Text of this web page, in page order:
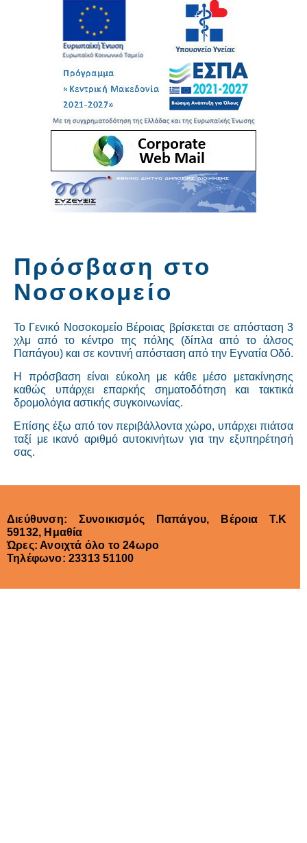
Πρόσβαση στο
Νοσοκομείο
Το Γενικό Νοσοκομείο Βέροιας βρίσκεται σε απόσταση 3
χλμ από το κέντρο της πόλης (δίπλα από το άλσος
Παπάγου) και σε κοντινή απόσταση από την Εγνατία Οδό.
Η πρόσβαση είναι εύκολη με κάθε μέσο μετακίνησης
καθώς υπάρχει επαρκής σηματοδότηση και τακτικά
δρομολόγια αστικής συγκοινωνίας.
Επίσης έξω από τον περιβάλλοντα χώρο, υπάρχει πιάτσα
ταξί με ικανό αριθμό αυτοκινήτων για την εξυπηρέτησή
σας.
Διεύθυνση: Συνοικισμός Παπάγου, Βέροια Τ.Κ
59132, Ημαθία
Ώρες: Ανοιχτά όλο το 24ωρο
Τηλέφωνο: 23313 51100